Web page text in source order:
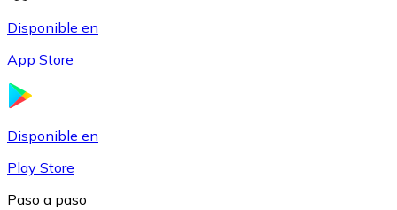
Disponible en
App Store
Disponible en
Play Store
Paso a paso